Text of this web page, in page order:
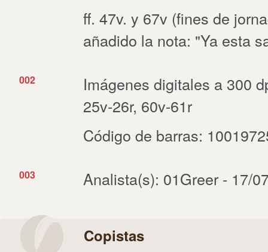
ff. 47v. y 67v (fines de
añadido la nota: "Ya esta
002
Imágenes digitales a 300
25v-26r, 60v-61r
Código de barras:
003 Analista(s): 01Greer - 17/
Copistas